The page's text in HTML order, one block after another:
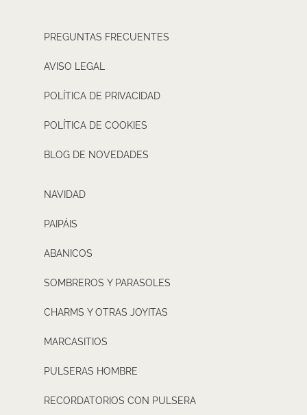
PREGUNTAS FRECUENTES
AVISO LEGAL
POLÍTICA DE PRIVACIDAD
POLÍTICA DE COOKIES
BLOG DE NOVEDADES
NAVIDAD
PAIPÁIS
ABANICOS
SOMBREROS Y PARASOLES
CHARMS Y OTRAS JOYITAS
MARCASITIOS
PULSERAS HOMBRE
RECORDATORIOS CON PULSERA